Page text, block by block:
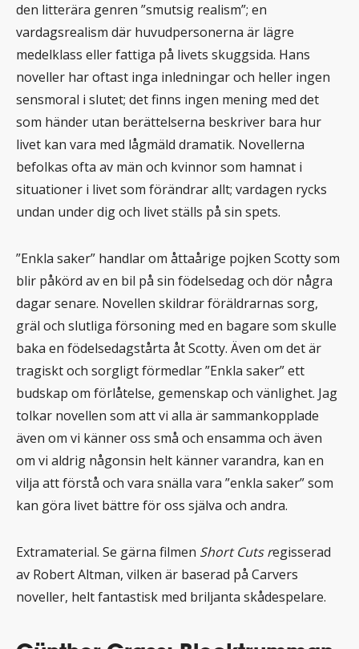
den litterära genren ”smutsig realism”; en
vardagsrealism där huvudpersonerna är lägre
medelklass eller fattiga på livets skuggsida. Hans
noveller har oftast inga inledningar och heller ingen
sensmoral i slutet; det finns ingen mening med det
som händer utan berättelserna beskriver bara hur
livet kan vara med lågmäld dramatik. Novellerna
befolkas ofta av män och kvinnor som hamnat i
situationer i livet som förändrar allt; vardagen rycks
undan under dig och livet ställs på sin spets.
”Enkla saker” handlar om åttaårige pojken Scotty som
blir påkörd av en bil på sin födelsedag och dör några
dagar senare. Novellen skildrar föräldrarnas sorg,
gräl och slutliga försoning med en bagare som skulle
baka en födelsedagstårta åt Scotty. Även om det är
tragiskt och sorgligt förmedlar ”Enkla saker” ett
budskap om förlåtelse, gemenskap och vänlighet. Jag
tolkar novellen som att vi alla är sammankopplade
även om vi känner oss små och ensamma och även
om vi aldrig någonsin helt känner varandra, kan en
vilja att förstå och vara snälla vara ”enkla saker” som
kan göra livet bättre för oss själva och andra.
Extramaterial. Se gärna filmen Short Cuts regisserad
av Robert Altman, vilken är baserad på Carvers
noveller, helt fantastisk med briljanta skådespelare.